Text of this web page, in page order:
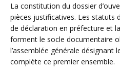
La constitution du dossier
pièces justificatives. Les statuts
de déclaration en préfecture et
forment le socle documentaire
l’assemblée générale désignant
complète ce premier ensemble.